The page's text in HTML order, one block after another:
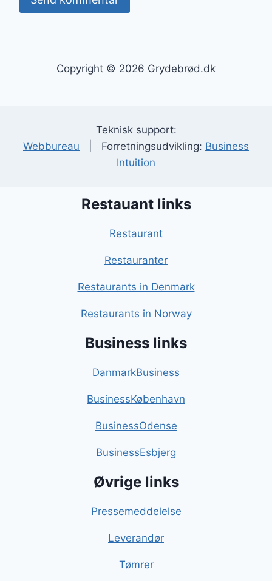
Copyright © 2026 Grydebrød.dk
Teknisk support:
Webbureau | Forretningsudvikling: Business
Intuition
Restauant links
Restaurant
Restauranter
Restaurants in Denmark
Restaurants in Norway
Business links
DanmarkBusiness
BusinessKøbenhavn
BusinessOdense
BusinessEsbjerg
Øvrige links
Pressemeddelelse
Leverandør
Tømrer